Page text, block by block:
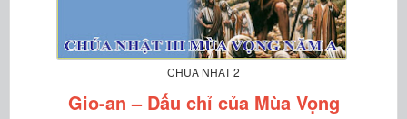
CHUA NHAT 2
Gio-an – Dấu chỉ của Mùa Vọng